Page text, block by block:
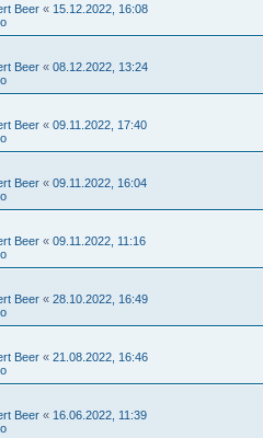
Beer « 15.12.2022, 16:08
Beer « 08.12.2022, 13:24
Beer « 09.11.2022, 17:40
Beer « 09.11.2022, 16:04
Beer « 09.11.2022, 11:16
Beer « 28.10.2022, 16:49
Beer « 21.08.2022, 16:46
Beer « 16.06.2022, 11:39